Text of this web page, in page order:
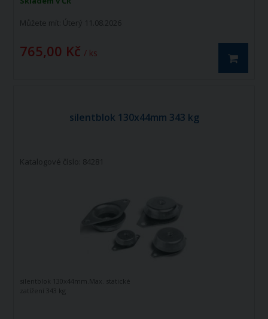
Můžete mít: Úterý 11.08.2026
765,00 Kč / ks
silentblok 130x44mm 343 kg
Katalogové číslo: 84281
silentblok 130x44mm.Max. statické
zatížení 343 kg